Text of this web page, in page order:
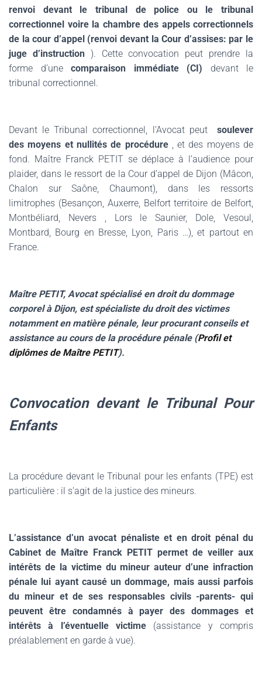
renvoi devant le tribunal de police ou le tribunal
correctionnel voire la chambre des appels correctionnels
de la cour d’appel (renvoi devant la Cour d’assises: par le
juge d’instruction). Cette convocation peut prendre la
forme d’une comparaison immédiate (CI) devant le
tribunal correctionnel.
Devant le Tribunal correctionnel, l’Avocat peut soulever
des moyens et nullités de procédure, et des moyens de
fond. Maître Franck PETIT se déplace à l’audience pour
plaider, dans le ressort de la Cour d’appel de Dijon (Mâcon,
Chalon sur Saône, Chaumont), dans les ressorts
limitrophes (Besançon, Auxerre, Belfort territoire de Belfort,
Montbéliard, Nevers , Lors le Saunier, Dole, Vesoul,
Montbard, Bourg en Bresse, Lyon, Paris …), et partout en
France.
Maître PETIT, Avocat spécialisé en droit du dommage
corporel à Dijon, est spécialiste du droit des victimes
notamment en matière pénale, leur procurant conseils et
assistance au cours de la procédure pénale (Profil et
diplômes de Maître PETIT).
Convocation devant le Tribunal Pour
Enfants
La procédure devant le Tribunal pour les enfants (TPE) est
particulière : il s’agit de la justice des mineurs.
L’assistance d’un avocat pénaliste et en droit pénal du
Cabinet de Maître Franck PETIT permet de veiller aux
intérêts de la victime du mineur auteur d’une infraction
pénale lui ayant causé un dommage, mais aussi parfois
du mineur et de ses responsables civils -parents- qui
peuvent être condamnés à payer des dommages et
intérêts à l’éventuelle victime (assistance y compris
préalablement en garde à vue).